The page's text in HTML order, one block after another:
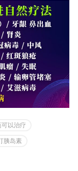
以治疗
胰岛素